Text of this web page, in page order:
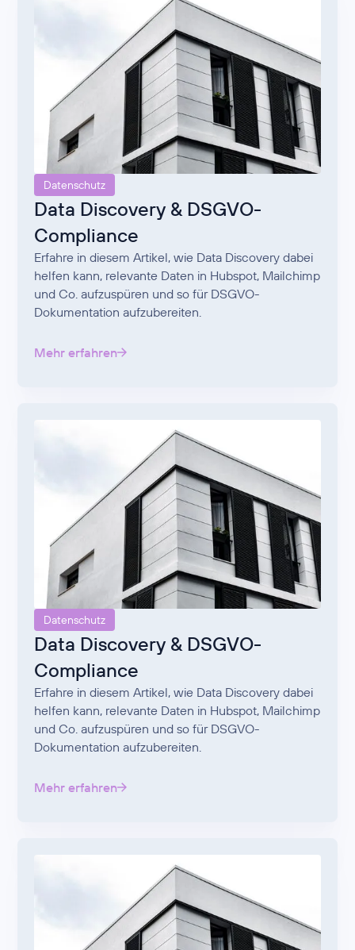
Datenschutz
Data Discovery & DSGVO-
Compliance
Erfahre in diesem Artikel, wie Data Discovery dabei
helfen kann, relevante Daten in Hubspot, Mailchimp
und Co. aufzuspüren und so für DSGVO-
Dokumentation aufzubereiten.
Mehr erfahren
Datenschutz
Data Discovery & DSGVO-
Compliance
Erfahre in diesem Artikel, wie Data Discovery dabei
helfen kann, relevante Daten in Hubspot, Mailchimp
und Co. aufzuspüren und so für DSGVO-
Dokumentation aufzubereiten.
Mehr erfahren